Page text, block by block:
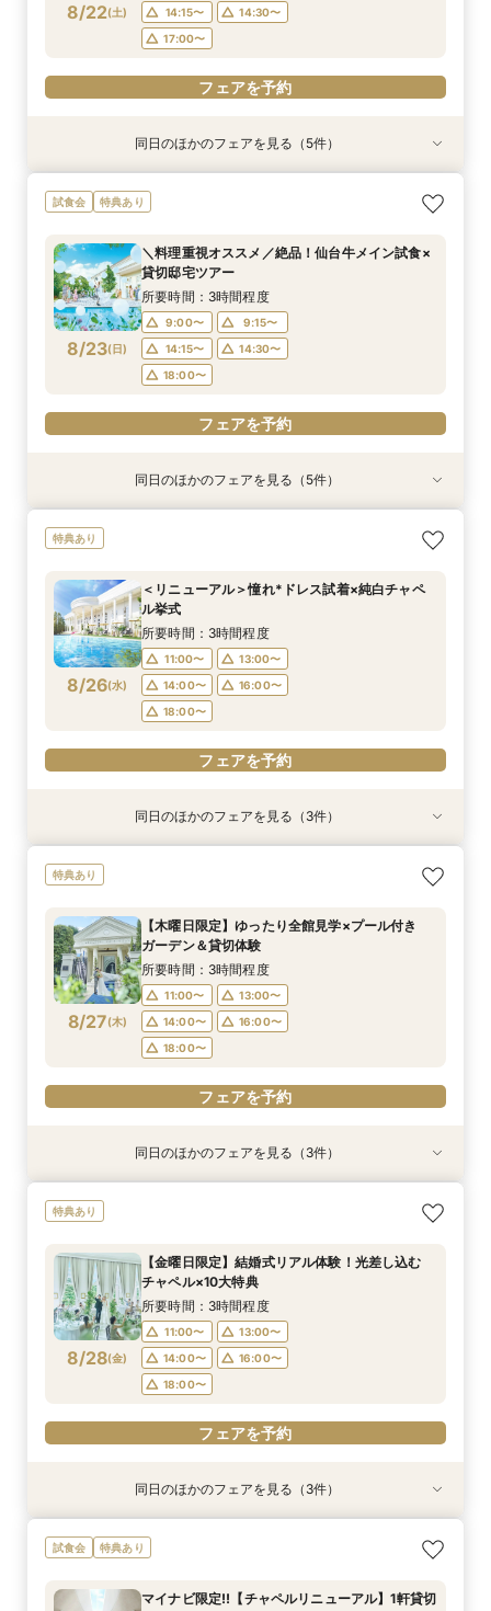
フェアを予約
フェアを予約
フェアを予約
8/22(土)
14:15〜
14:30〜
17:00〜
フェアを予約
特典あり 動画あり
8/22(土 )
初めての見学でも安心！貸切邸宅を見学＆森と水
のチャペル模擬挙式＆試食付き相談会
9:00〜
14:15〜
14:30〜
17:00〜
フェアを予約
8/22(土 )
【10名から1軒貸切】上質な邸宅を独占×豪華試
食でもてなす贅沢
9:00〜
14:15〜
14:30〜
18:00〜
フェアを予約
特典あり
8/22(土 )
【託児・医療サポート安心◎】15大特典★マタニ
ティ&ファミリーウエディング
9:00〜
14:15〜
14:30〜
18:00〜
フェアを予約
8/22(土 )
来館不要【お家でオンライン相談会】スマホで簡
単！豪華10大特典
9:30〜
フェアを予約
特典あり
8/22(土 )
『徹底比較*2件目以降の方へ』見積もり相談×1
棟貸切邸宅体験
9:00〜
14:15〜
14:30〜
17:00〜
フェアを予約
同日のほかのフェアを見る（5件）
試食会 特典あり
8/23(日)
＼料理重視オススメ／絶品！仙台牛メイン試食×
貸切邸宅ツアー
所要時間：3時間程度
9:00〜
9:15〜
14:15〜
14:30〜
18:00〜
フェアを予約
特典あり 動画あり
8/23(日)
初めての見学でも安心！貸切邸宅を見学＆森と水
9:00〜
14:15〜
14:30〜
17:00〜
フェアを予約
8/23(日)
【10名から1軒貸切】上質な邸宅を独占×豪華試
9:00〜
14:15〜
14:30〜
18:00〜
フェアを予約
特典あり
8/23(日)
【託児・医療サポート安心◎】15大特典★マタニ
9:00〜
14:15〜
14:30〜
18:00〜
フェアを予約
8/23(日)
来館不要【お家でオンライン相談会】スマホで簡
9:30〜
フェアを予約
特典あり
8/23(日)
『徹底比較*2件目以降の方へ』見積もり相談×1
9:00〜
14:15〜
14:30〜
17:00〜
フェアを予約
同日のほかのフェアを見る（5件）
特典あり
8/26(水)
＜リニューアル＞憧れ*ドレス試着×純白チャペ
ル挙式
所要時間：3時間程度
11:00〜
13:00〜
14:00〜
16:00〜
18:00〜
フェアを予約
8/26(水)
【遠方の方◎オンライン相談会】スマホで簡単！
11:00〜
13:00〜
14:00〜
16:00〜
18:00〜
フェアを予約
8/26(水)
【託児・医療サポートで安心◎】充実の15大特典
11:00〜
13:00〜
14:00〜
16:00〜
18:00〜
フェアを予約
8/26(水)
【10名～会食プラン】貸切邸宅で叶える少人数ウ
11:00〜
13:00〜
14:00〜
16:00〜
18:00〜
フェアを予約
同日のほかのフェアを見る（3件）
特典あり
8/27(木)
【木曜日限定】ゆったり全館見学×プール付き
ガーデン＆貸切体験
所要時間：3時間程度
11:00〜
13:00〜
14:00〜
16:00〜
18:00〜
フェアを予約
8/27(木)
【遠方の方◎オンライン相談会】スマホで簡単！
11:00〜
13:00〜
14:00〜
16:00〜
18:00〜
フェアを予約
8/27(木)
【託児・医療サポートで安心◎】充実の15大特典
11:00〜
13:00〜
14:00〜
16:00〜
18:00〜
フェアを予約
8/27(木)
【10名～会食プラン】貸切邸宅で叶える少人数ウ
11:00〜
13:00〜
14:00〜
16:00〜
18:00〜
フェアを予約
同日のほかのフェアを見る（3件）
特典あり
8/28(金)
【金曜日限定】結婚式リアル体験！光差し込む
チャペル×10大特典
所要時間：3時間程度
11:00〜
13:00〜
14:00〜
16:00〜
18:00〜
フェアを予約
【遠方の方◎オンライン相談会】スマホで簡単！
豪華10大特典付き
【託児・医療サポートで安心◎】充実の15大特典
★マタニティ&ファミリーWフェア
【10名～会食プラン】貸切邸宅で叶える少人数ウ
エディング相談会！
同日のほかのフェアを見る（3件）
試食会 特典あり
マイナビ限定!!【チャペルリニューアル】1軒貸切